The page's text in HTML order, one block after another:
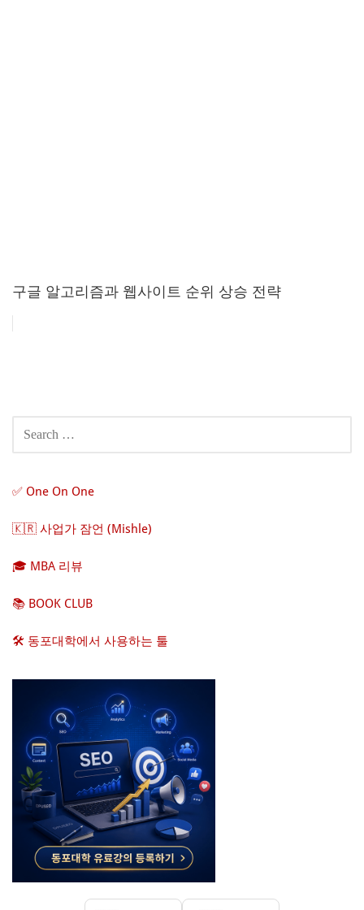
구글 알고리즘과 웹사이트 순위 상승 전략
FOR:
✅ One On One
🇰🇷 사업가 잠언 (Mishle)
🎓 MBA 리뷰
📚 BOOK CLUB
🛠️ 동포대학에서 사용하는 툴